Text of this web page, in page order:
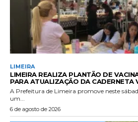
LIMEIRA
LIMEIRA REALIZA PLANTÃO DE
PARA ATUALIZAÇÃO DA CADERNETA
A Prefeitura de Limeira promove neste
um...
6 de agosto de 2026